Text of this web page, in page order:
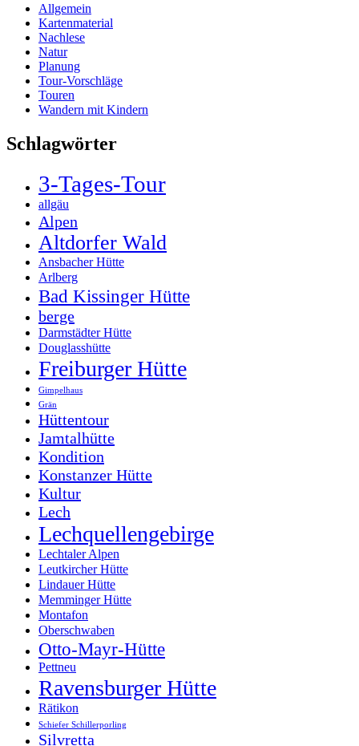
Allgemein
Kartenmaterial
Nachlese
Natur
Planung
Tour-Vorschläge
Touren
Wandern mit Kindern
Schlagwörter
3-Tages-Tour
allgäu
Alpen
Altdorfer Wald
Ansbacher Hütte
Arlberg
Bad Kissinger Hütte
berge
Darmstädter Hütte
Douglasshütte
Freiburger Hütte
Gimpelhaus
Grän
Hüttentour
Jamtalhütte
Kondition
Konstanzer Hütte
Kultur
Lech
Lechquellengebirge
Lechtaler Alpen
Leutkircher Hütte
Lindauer Hütte
Memminger Hütte
Montafon
Oberschwaben
Otto-Mayr-Hütte
Pettneu
Ravensburger Hütte
Rätikon
Schiefer Schillerporling
Silvretta